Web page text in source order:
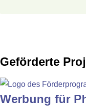
Geförderte
Werbung für